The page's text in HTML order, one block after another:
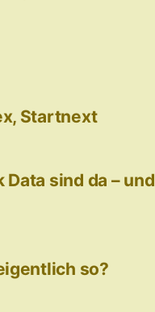
Startnext
Data sind da – und
so?